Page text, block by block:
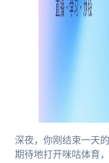
深夜，你刚结束一天
期待地打开咪咕体育